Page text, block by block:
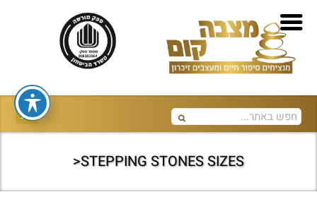
STEPPING STONES SIZES<